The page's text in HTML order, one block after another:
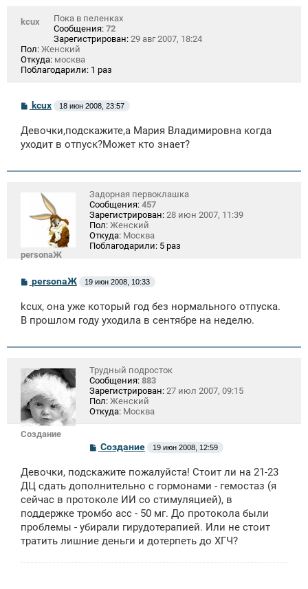
kcux
Пока в пеленках
Сообщения: 72
Зарегистрирован: 29 авг 2007, 18:24
Пол: Женский
Откуда: москва
Поблагодарили: 1 раз
С
о
б
щ
и
kcux 18 июн 2008, 23:57
Девочки,подскажите,а Мария Владимировна когда
уходит в отпуск?Может кто знает?
personaЖ
Задорная первоклашка
Сообщения: 457
Зарегистрирован: 28 июн 2007, 11:39
Пол: Женский
Откуда: Москва
Поблагодарили: 5 раз
С
о
б
щ
и
personaЖ 19 июн 2008, 10:33
kcux, она уже который год без нормального отпуска.
В прошлом году уходила в сентябре на неделю.
Создание
Трудный подросток
Сообщения: 883
Зарегистрирован: 27 июл 2007, 09:15
Пол: Женский
Откуда: Москва
С
о
б
щ
н
и
Создание 19 июн 2008, 12:59
Девочки, подскажите пожалуйста! Стоит ли на 21-23
ДЦ сдать дополнительно с гормонами - гемостаз (я
сейчас в протоколе ИИ со стимуляцией), в
поддержке тромбо асс - 50 мг. До протокола были
проблемы - убирали гирудотерапией. Или не стоит
тратить лишние деньги и дотерпеть до ХГЧ?